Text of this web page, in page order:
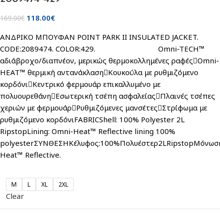
169.00€ 118.00€
ΑΝΔΡΙΚΟ ΜΠΟΥΦΑΝ POINT PARK II INSULATED JACKET.
CODE:2089474. COLOR:429. Omni-TECH™
αδιάβροχο/διαπνέον, μερικώς θερμοκολλημένες ραφέςOmni-
HEAT™ θερμική αντανάκλασηΚουκούλα με ρυθμιζόμενο
κορδόνιΚεντρικό φερμουάρ επικαλλυμένο με
πολυουρεθάνηΕσωτερική τσέπη ασφαλείαςΠλαινές τσέπες
χεριών με φερμουάρΡυθμιζόμενες μανσέτεςΣτρίφωμα με
ρυθμιζόμενο κορδόνιFABRICShell: 100% Polyester 2L
RipstopLining: Omni-Heat™ Reflective lining 100%
Heat™ Reflective.
M L XL 2XL
Clear